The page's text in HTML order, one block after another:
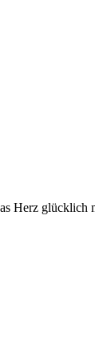
Herz